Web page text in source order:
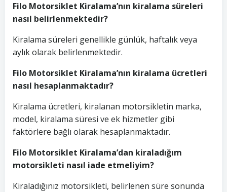
Filo Motorsiklet Kiralama’nın kiralama süreleri
nasıl belirlenmektedir?
Kiralama süreleri genellikle günlük, haftalık veya
aylık olarak belirlenmektedir.
Filo Motorsiklet Kiralama’nın kiralama ücretleri
nasıl hesaplanmaktadır?
Kiralama ücretleri, kiralanan motorsikletin marka,
model, kiralama süresi ve ek hizmetler gibi
faktörlere bağlı olarak hesaplanmaktadır.
Filo Motorsiklet Kiralama’dan kiraladığım
motorsikleti nasıl iade etmeliyim?
Kiraladığınız motorsikleti, belirlenen süre sonunda